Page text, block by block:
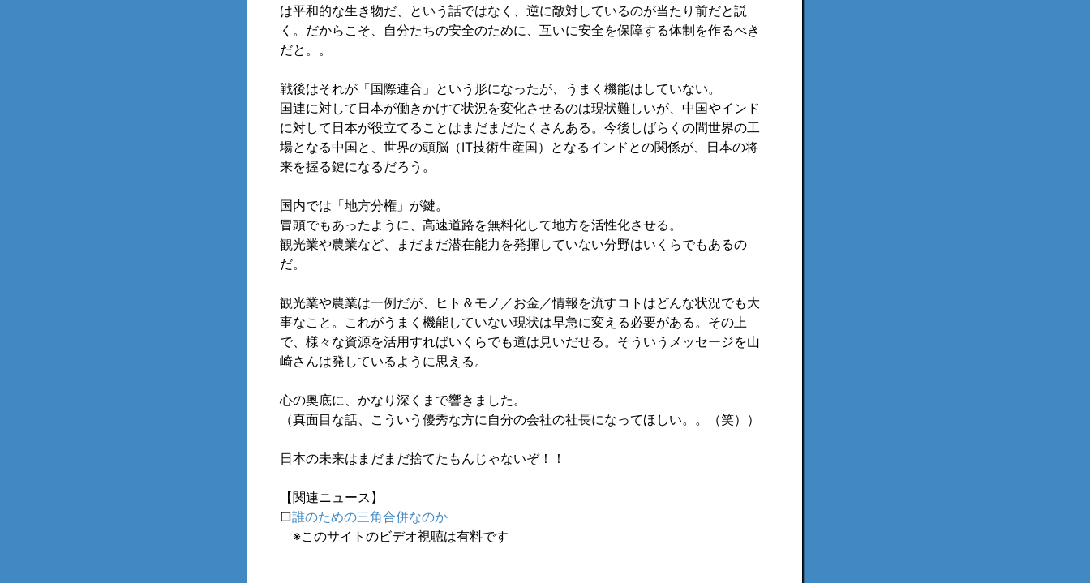
は平和的な生き物だ、という話ではなく、逆に敵対しているのが当たり前だと説
く。だからこそ、自分たちの安全のために、互いに安全を保障する体制を作るべき
だと。。
戦後はそれが「国際連合」という形になったが、うまく機能はしていない。
国連に対して日本が働きかけて状況を変化させるのは現状難しいが、中国やインド
に対して日本が役立てることはまだまだたくさんある。今後しばらくの間世界の工
場となる中国と、世界の頭脳（IT技術生産国）となるインドとの関係が、日本の将
来を握る鍵になるだろう。
国内では「地方分権」が鍵。
冒頭でもあったように、高速道路を無料化して地方を活性化させる。
観光業や農業など、まだまだ潜在能力を発揮していない分野はいくらでもあるの
だ。
観光業や農業は一例だが、ヒト＆モノ／お金／情報を流すコトはどんな状況でも大
事なこと。これがうまく機能していない現状は早急に変える必要がある。その上
で、様々な資源を活用すればいくらでも道は見いだせる。そういうメッセージを山
崎さんは発しているように思える。
心の奥底に、かなり深くまで響きました。
（真面目な話、こういう優秀な方に自分の会社の社長になってほしい。。（笑））
日本の未来はまだまだ捨てたもんじゃないぞ！！
【関連ニュース】
□誰のための三角合併なのか
※このサイトのビデオ視聴は有料です